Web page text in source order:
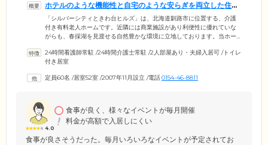
ホテルのような機能性と自宅のような安らぎを両立した住環
境です
「シルバーシティときわ台ヒルズ」は、北海道釧路市に位置する、介護
付き有料老人ホームです。近隣には商業施設があり利便性に優れていな
がらも、春採湖を見渡せる自然豊かな環境に立地しております。当ホー
より、お一人おひとりに合わせた手厚いケアが可能に。また、短期滞在
から長期滞在までライフスタイルに合わせてご利用いただけます。ホテ
た、快適なお住まいで、充実したセカンドライフをお送りください。
24時間看護師常駐 /24時間介護士常駐 /2人部屋あり・夫婦入居可 /トイレ
付き居室
定員60名 /居室52室 /2007年11月設立 /電話0154-46-8811
4.0
食事が良く、様々なイベントが毎月開催
料金が高額で入居しにくい
食事が良さそうだった。毎月いろいろなイベントが予定されてお